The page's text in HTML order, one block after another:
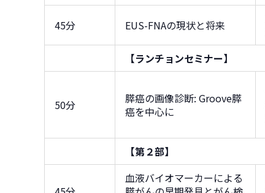
45分 EUS-FNAの現状と将来
【ランチョンセミナー】
50分
膵癌の画像診断: Groove膵
癌を中心に
【第２部】
血液バイオマーカーによる